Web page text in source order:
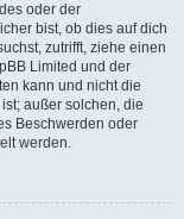
oder der
bist, ob dies auf dich
zutrifft, ziehe einen
Limited und der
kann und nicht die
außer solchen, die
Beschwerden oder
werden.